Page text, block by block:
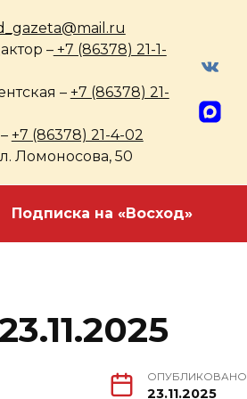
–+7 (86378) 21-1-
– +7 (86378) 21-
+7 (86378) 21-4-02
Ломоносова, 50
Подписка на «Восход»
ОПУБЛИКОВАНО
23.11.2025